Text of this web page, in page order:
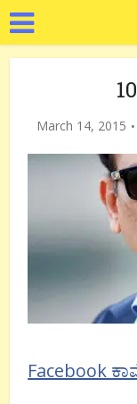
March 14, 2015
Facebook